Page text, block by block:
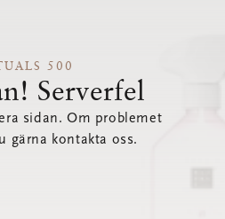
500
Serverfel
sidan. Om problemet
gärna kontakta oss.